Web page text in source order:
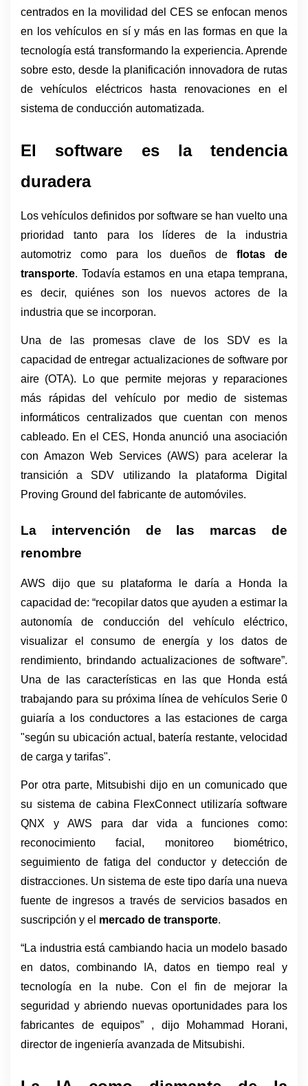
centrados en la movilidad del CES se enfocan menos
en los vehículos en sí y más en las formas en que la
tecnología está transformando la experiencia. Aprende
sobre esto, desde la planificación innovadora de rutas
de vehículos eléctricos hasta renovaciones en el
sistema de conducción automatizada.
El software es la tendencia
duradera
Los vehículos definidos por software se han vuelto una
prioridad tanto para los líderes de la industria
automotriz como para los dueños de flotas de
transporte. Todavía estamos en una etapa temprana,
es decir, quiénes son los nuevos actores de la
industria que se incorporan.
Una de las promesas clave de los SDV es la
capacidad de entregar actualizaciones de software por
aire (OTA). Lo que permite mejoras y reparaciones
más rápidas del vehículo por medio de sistemas
informáticos centralizados que cuentan con menos
cableado. En el CES, Honda anunció una asociación
con Amazon Web Services (AWS) para acelerar la
transición a SDV utilizando la plataforma Digital
Proving Ground del fabricante de automóviles.
La intervención de las marcas de
renombre
AWS dijo que su plataforma le daría a Honda la
capacidad de: “recopilar datos que ayuden a estimar la
autonomía de conducción del vehículo eléctrico,
visualizar el consumo de energía y los datos de
rendimiento, brindando actualizaciones de software”.
Una de las características en las que Honda está
trabajando para su próxima línea de vehículos Serie 0
guiaría a los conductores a las estaciones de carga
"según su ubicación actual, batería restante, velocidad
de carga y tarifas".
Por otra parte, Mitsubishi dijo en un comunicado que
su sistema de cabina FlexConnect utilizaría software
QNX y AWS para dar vida a funciones como:
reconocimiento facial, monitoreo biométrico,
seguimiento de fatiga del conductor y detección de
distracciones. Un sistema de este tipo daría una nueva
fuente de ingresos a través de servicios basados en
suscripción y el mercado de transporte.
“La industria está cambiando hacia un modelo basado
en datos, combinando IA, datos en tiempo real y
tecnología en la nube. Con el fin de mejorar la
seguridad y abriendo nuevas oportunidades para los
fabricantes de equipos” , dijo Mohammad Horani,
director de ingeniería avanzada de Mitsubishi.